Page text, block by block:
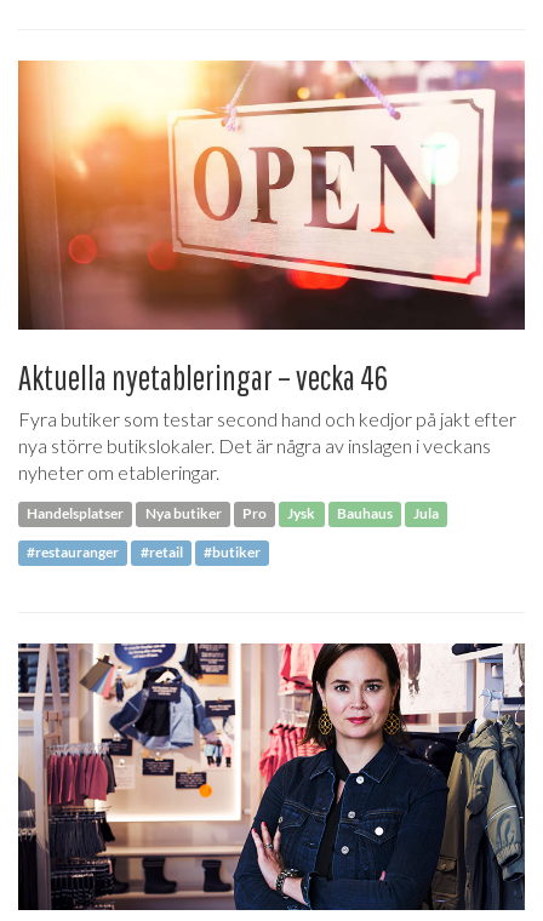
Aktuella nyetableringar – vecka 46
Fyra butiker som testar second hand och kedjor på jakt efter
nya större butikslokaler. Det är några av inslagen i veckans
nyheter om etableringar.
Handelsplatser Nya butiker Pro Jysk Bauhaus Jula
#restauranger #retail #butiker